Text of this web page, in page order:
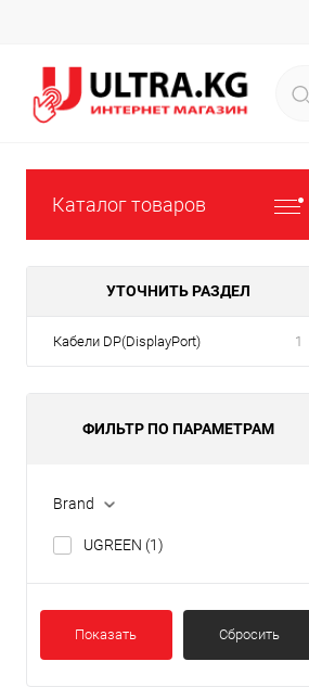
Каталог товаров
УТОЧНИТЬ РАЗДЕЛ
Кабели DP(DisplayPort) 1
ФИЛЬТР ПО ПАРАМЕТРАМ
Brand
UGREEN (1)
Показать Сбросить